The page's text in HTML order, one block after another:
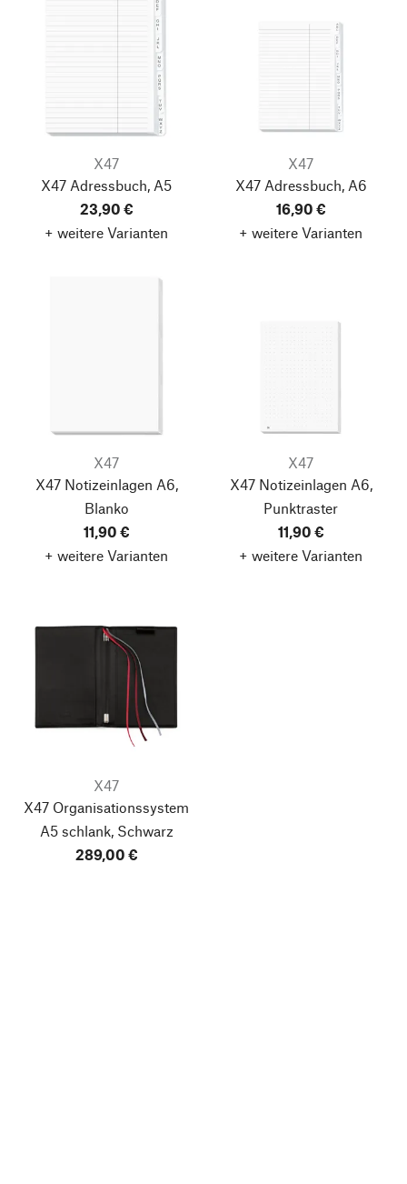
X47
X47 Adressbuch, A5
23,90 €
+ weitere Varianten
X47
X47 Adressbuch, A6
16,90 €
+ weitere Varianten
X47
X47 Notizeinlagen A6,
Blanko
11,90 €
+ weitere Varianten
X47
X47 Notizeinlagen A6,
Punktraster
11,90 €
+ weitere Varianten
X47
X47 Organisationssystem
A5 schlank, Schwarz
289,00 €